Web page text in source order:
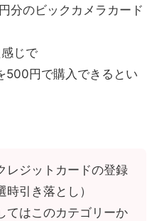
分のビックカメラカード
じで
500円で購入できるとい
レジットカードの登録
時引き落とし）
てはこのカテゴリーか